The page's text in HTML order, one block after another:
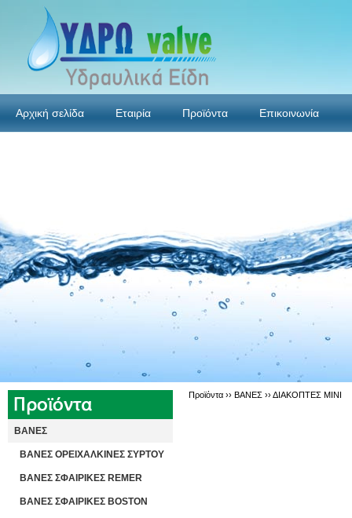
Αρχική σελίδα Εταιρία Προϊόντα Επικοινωνία
ΒΑΝΕΣ
ΒΑΝΕΣ ΟΡΕΙΧΑΛΚΙΝΕΣ ΣΥΡΤΟΥ
ΒΑΝΕΣ ΣΦΑΙΡΙΚΕΣ REMER
ΒΑΝΕΣ ΣΦΑΙΡΙΚΕΣ BOSTON
Προϊόντα ›› ΒΑΝΕΣ ››ΔΙΑΚΟΠΤΕΣ ΜΙΝΙ